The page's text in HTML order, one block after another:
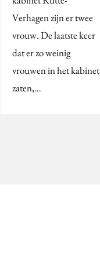
Verhagen zijn er twee
vrouw. De laatste keer
dat er zo weinig
vrouwen in het kabinet
zaten,…